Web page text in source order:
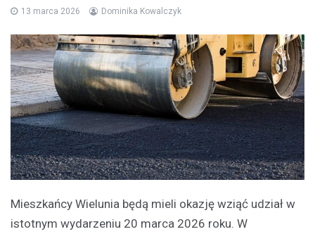
13 marca 2026 Dominika Kowalczyk
Mieszkańcy Wielunia będą mieli okazję wziąć udział w
istotnym wydarzeniu 20 marca 2026 roku. W